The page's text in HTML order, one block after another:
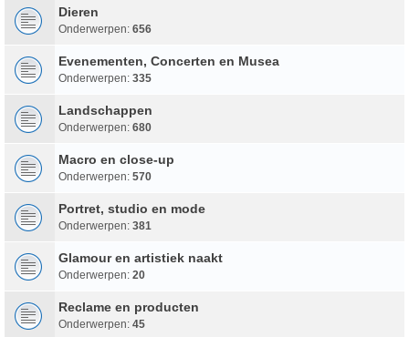
Dieren
Onderwerpen: 656
Evenementen, Concerten en Musea
Onderwerpen: 335
Landschappen
Onderwerpen: 680
Macro en close-up
Onderwerpen: 570
Portret, studio en mode
Onderwerpen: 381
Glamour en artistiek naakt
Onderwerpen: 20
Reclame en producten
Onderwerpen: 45